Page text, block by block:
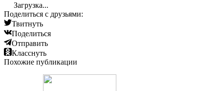
Загрузка...
Поделиться с друзьями:
Твитнуть
Поделиться
Отправить
Класснуть
Похожие публикации